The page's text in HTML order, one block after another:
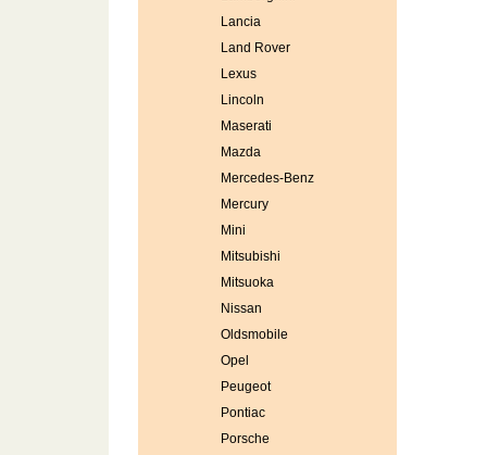
Lancia
Land Rover
Lexus
Lincoln
Maserati
Mazda
Mercedes-Benz
Mercury
Mini
Mitsubishi
Mitsuoka
Nissan
Oldsmobile
Opel
Peugeot
Pontiac
Porsche